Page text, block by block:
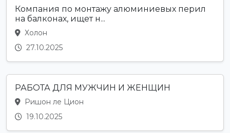
Компания по монтажу алюминиевых перил
на балконах, ищет н...
Холон
27.10.2025
РАБОТА ДЛЯ МУЖЧИН И ЖЕНЩИН
Ришон ле Цион
19.10.2025